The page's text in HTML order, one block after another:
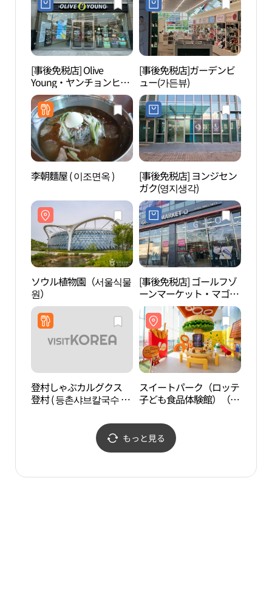
[事後免税店] Olive
Young・ヤンチョンヒャ
ンギョ駅店(올리브영 양
천향교역점)
[事後免税店]ガーデンビ
ュー(가든뷰)
李朝麵屋 ( 이조면옥 )
[事後免税店] ヨンジセン
ガク(영지생각)
ソウル植物園（서울식물
원）
[事後免税店] ゴールフゾ
ーンマーケット・マゴク
（麻谷）店(골프존마켓
마곡점)
登村しゃぶカルグクス
登村 ( 등촌샤브칼국수 등
スイートパーク（ロッテ
子ども食品体験館）（스
품체험관））
もっと見る